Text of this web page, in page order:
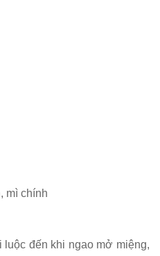
mì chính
đến khi ngao mở miệng,